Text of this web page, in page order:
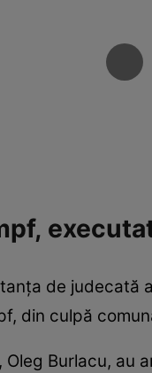
de
din culpă
Burlacu,